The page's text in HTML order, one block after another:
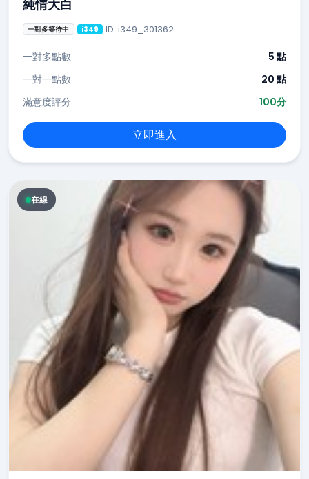
純情大白
一對多等待中 i349 ID: i349_301362
一對多點數
5 點
一對一點數
20 點
滿意度評分
100分
立即進入
在線